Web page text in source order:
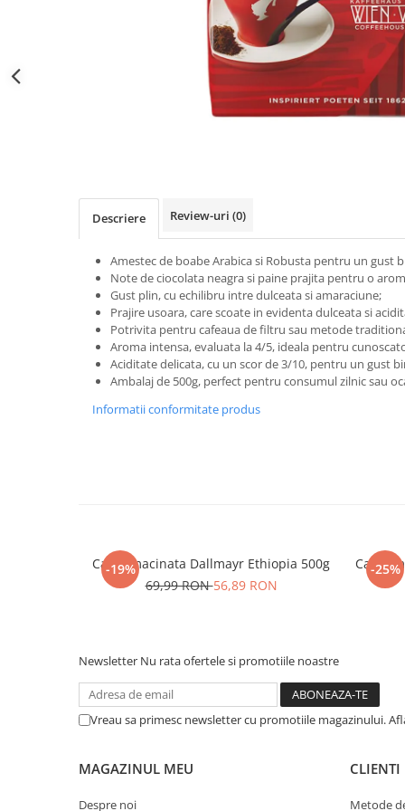
Descriere Review-uri (0)
Amestec de boabe Arabica si Robusta pentru un gust
Note de ciocolata neagra si paine prajita pentru o
Gust plin, cu echilibru intre dulceata si amaraciune;
Prajire usoara, care scoate in evidenta dulceata si
Potrivita pentru cafeaua de filtru sau metode
Aroma intensa, evaluata la 4/5, ideala pentru
Aciditate delicata, cu un scor de 3/10, pentru un gust
Ambalaj de 500g, perfect pentru consumul zilnic sau
Informatii conformitate produs
-19%
Cafea macinata Dallmayr Ethiopia 500g
69,99 RON56,89 RON
-25%
Cafea
Newsletter Nu rata ofertele si promotiile noastre
Vreau sa primesc newsletter cu promotiile magazinului.
MAGAZINUL MEU
Despre noi
CLIENTI
Metode